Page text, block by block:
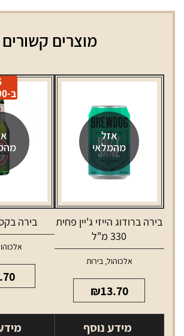
מוצרים קשורים
אזל
מהמלאי
בירה ברודוג הייזי ג'יין פחית
330 מ"ל
אלכוהול,בירות
₪13.70
מידע נוסף
ב-29.90
בירה בקס 275